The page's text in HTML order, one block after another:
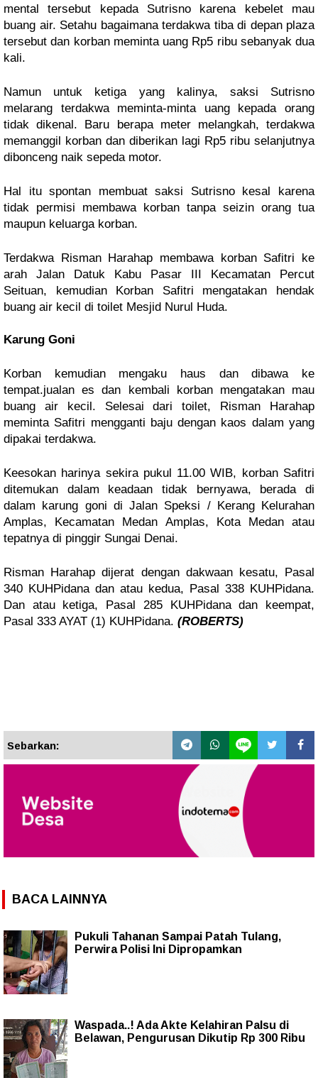
mental tersebut kepada Sutrisno karena kebelet mau
buang air. Setahu bagaimana terdakwa tiba di depan plaza
tersebut dan korban meminta uang Rp5 ribu sebanyak dua
kali.
Namun untuk ketiga yang kalinya, saksi Sutrisno
melarang terdakwa meminta-minta uang kepada orang
tidak dikenal. Baru berapa meter melangkah, terdakwa
memanggil korban dan diberikan lagi Rp5 ribu selanjutnya
dibonceng naik sepeda motor.
Hal itu spontan membuat saksi Sutrisno kesal karena
tidak permisi membawa korban tanpa seizin orang tua
maupun keluarga korban.
Terdakwa Risman Harahap membawa korban Safitri ke
arah Jalan Datuk Kabu Pasar III Kecamatan Percut
Seituan, kemudian Korban Safitri mengatakan hendak
buang air kecil di toilet Mesjid Nurul Huda.
Karung Goni
Korban kemudian mengaku haus dan dibawa ke
tempat.jualan es dan kembali korban mengatakan mau
buang air kecil. Selesai dari toilet, Risman Harahap
meminta Safitri mengganti baju dengan kaos dalam yang
dipakai terdakwa.
Keesokan harinya sekira pukul 11.00 WIB, korban Safitri
ditemukan dalam keadaan tidak bernyawa, berada di
dalam karung goni di Jalan Speksi / Kerang Kelurahan
Amplas, Kecamatan Medan Amplas, Kota Medan atau
tepatnya di pinggir Sungai Denai.
Risman Harahap dijerat dengan dakwaan kesatu, Pasal
340 KUHPidana dan atau kedua, Pasal 338 KUHPidana.
Dan atau ketiga, Pasal 285 KUHPidana dan keempat,
Pasal 333 AYAT (1) KUHPidana. (ROBERTS)
Sebarkan:
BACA LAINNYA
Pukuli Tahanan Sampai Patah Tulang,
Perwira Polisi Ini Dipropamkan
Waspada..! Ada Akte Kelahiran Palsu di
Belawan, Pengurusan Dikutip Rp 300 Ribu